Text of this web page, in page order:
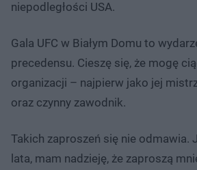
niepodległości USA.
Gala UFC w Białym Domu to
precedensu. Cieszę się, że mogę
organizacji – najpierw jako jej
oraz czynny zawodnik.
Takich zaproszeń się nie odmawia.
lata, mam nadzieję, że zaproszą